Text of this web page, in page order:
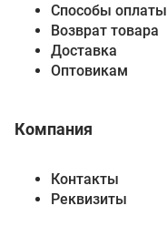
Способы оплаты
Возврат товара
Доставка
Оптовикам
Компания
Контакты
Реквизиты